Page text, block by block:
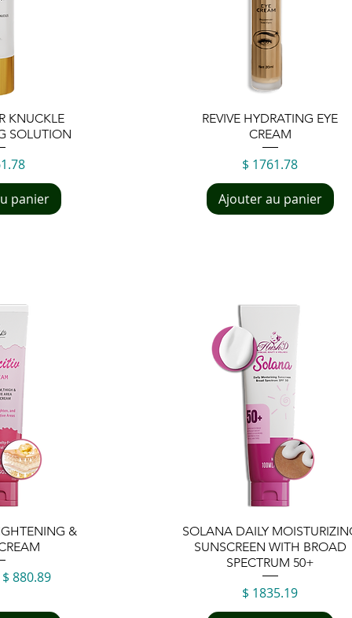
KNUCKLE
SOLUTION
panier
Aperçu rapide
REVIVE HYDRATING EYE
CREAM
Prix
$ 1761.78
Ajouter au panier
&
Prix promotionnel
$ 880.89
Aperçu rapide
SOLANA DAILY
SUNSCREEN WITH BROAD
SPECTRUM 50+
Prix
$ 1835.19